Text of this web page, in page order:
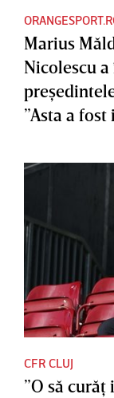
Marius
Nicolescu
”Asta a fost
CFR CLUJ
”O să